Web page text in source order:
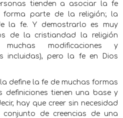
tienden a asociar la fe
parte de la religión; la
la fe. Y demostrarlo es muy
de la cristiandad la religión
modificaciones y
incluidas), pero la fe en Dios
define la fe de muchas formas
definiciones tienen una base y
hay que creer sin necesidad
de creencias de una